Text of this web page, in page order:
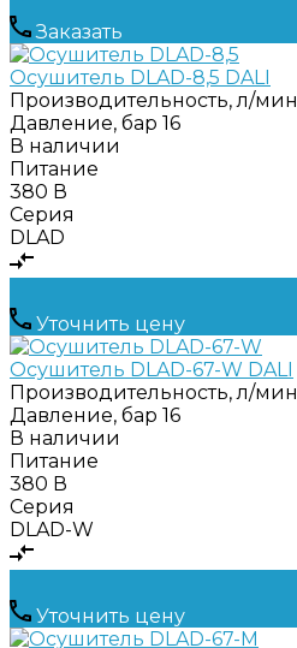
Заказать
Осушитель DLAD-8,5 DALI
Производительность, л/мин
Давление, бар 16
В наличии
Питание
380 В
Серия
DLAD
Уточнить цену
Осушитель DLAD-67-W DALI
Производительность, л/мин
Давление, бар 16
В наличии
Питание
380 В
Серия
DLAD-W
Уточнить цену